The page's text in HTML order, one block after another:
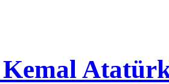
Atatürk